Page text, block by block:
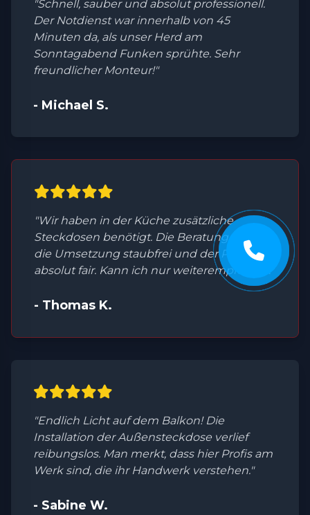
"Schnell, sauber und absolut professionell.
Der Notdienst war innerhalb von 45
Minuten da, als unser Herd am
Sonntagabend Funken sprühte. Sehr
freundlicher Monteur!"
- Michael S.
"Wir haben in der Küche zusätzliche
Steckdosen benötigt. Die Beratung war top,
die Umsetzung staubfrei und der Preis
absolut fair. Kann ich nur weiterempfehlen."
- Thomas K.
"Endlich Licht auf dem Balkon! Die
Installation der Außensteckdose verlief
reibungslos. Man merkt, dass hier Profis am
Werk sind, die ihr Handwerk verstehen."
- Sabine W.